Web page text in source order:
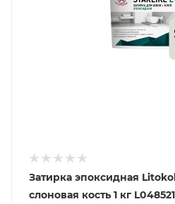
Затирка эпоксидная
слоновая кость 1 кг